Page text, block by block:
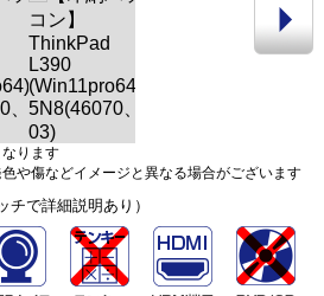
ります
や傷などイメージと異なる場合がございます
チで詳細説明あり）